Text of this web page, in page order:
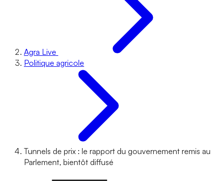
Agra Live
Politique agricole
Tunnels de prix : le rapport du gouvernement remis au
Parlement, bientôt diffusé